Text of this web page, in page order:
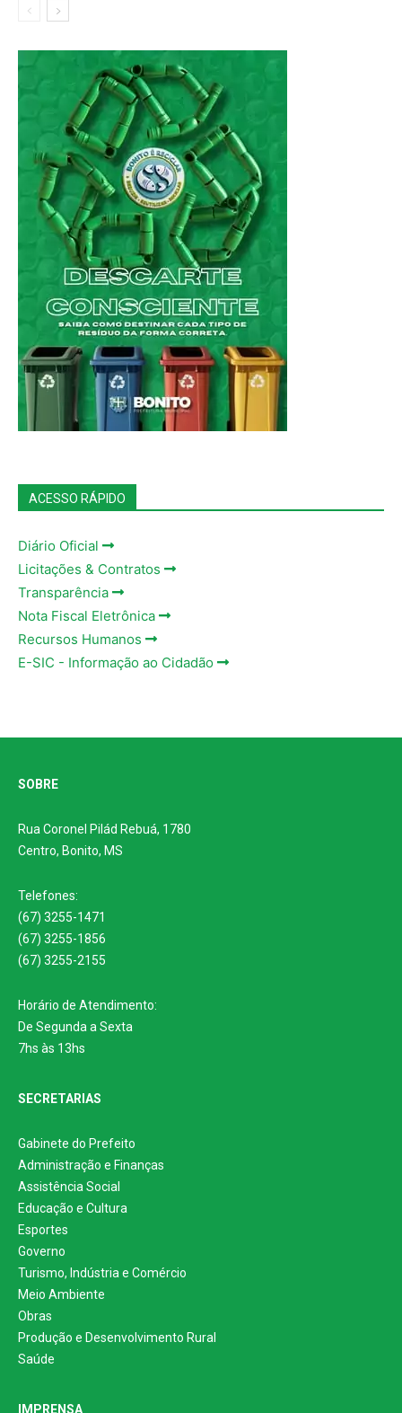
ACESSO RÁPIDO
Diário Oficial
Licitações & Contratos
Transparência
Nota Fiscal Eletrônica
Recursos Humanos
E-SIC - Informação ao Cidadão
SOBRE
Rua Coronel Pilád Rebuá, 1780
Centro, Bonito, MS
Telefones:
(67) 3255-1471
(67) 3255-1856
(67) 3255-2155
Horário de Atendimento:
De Segunda a Sexta
7hs às 13hs
SECRETARIAS
Gabinete do Prefeito
Administração e Finanças
Assistência Social
Educação e Cultura
Esportes
Governo
Turismo, Indústria e Comércio
Meio Ambiente
Obras
Produção e Desenvolvimento Rural
Saúde
IMPRENSA